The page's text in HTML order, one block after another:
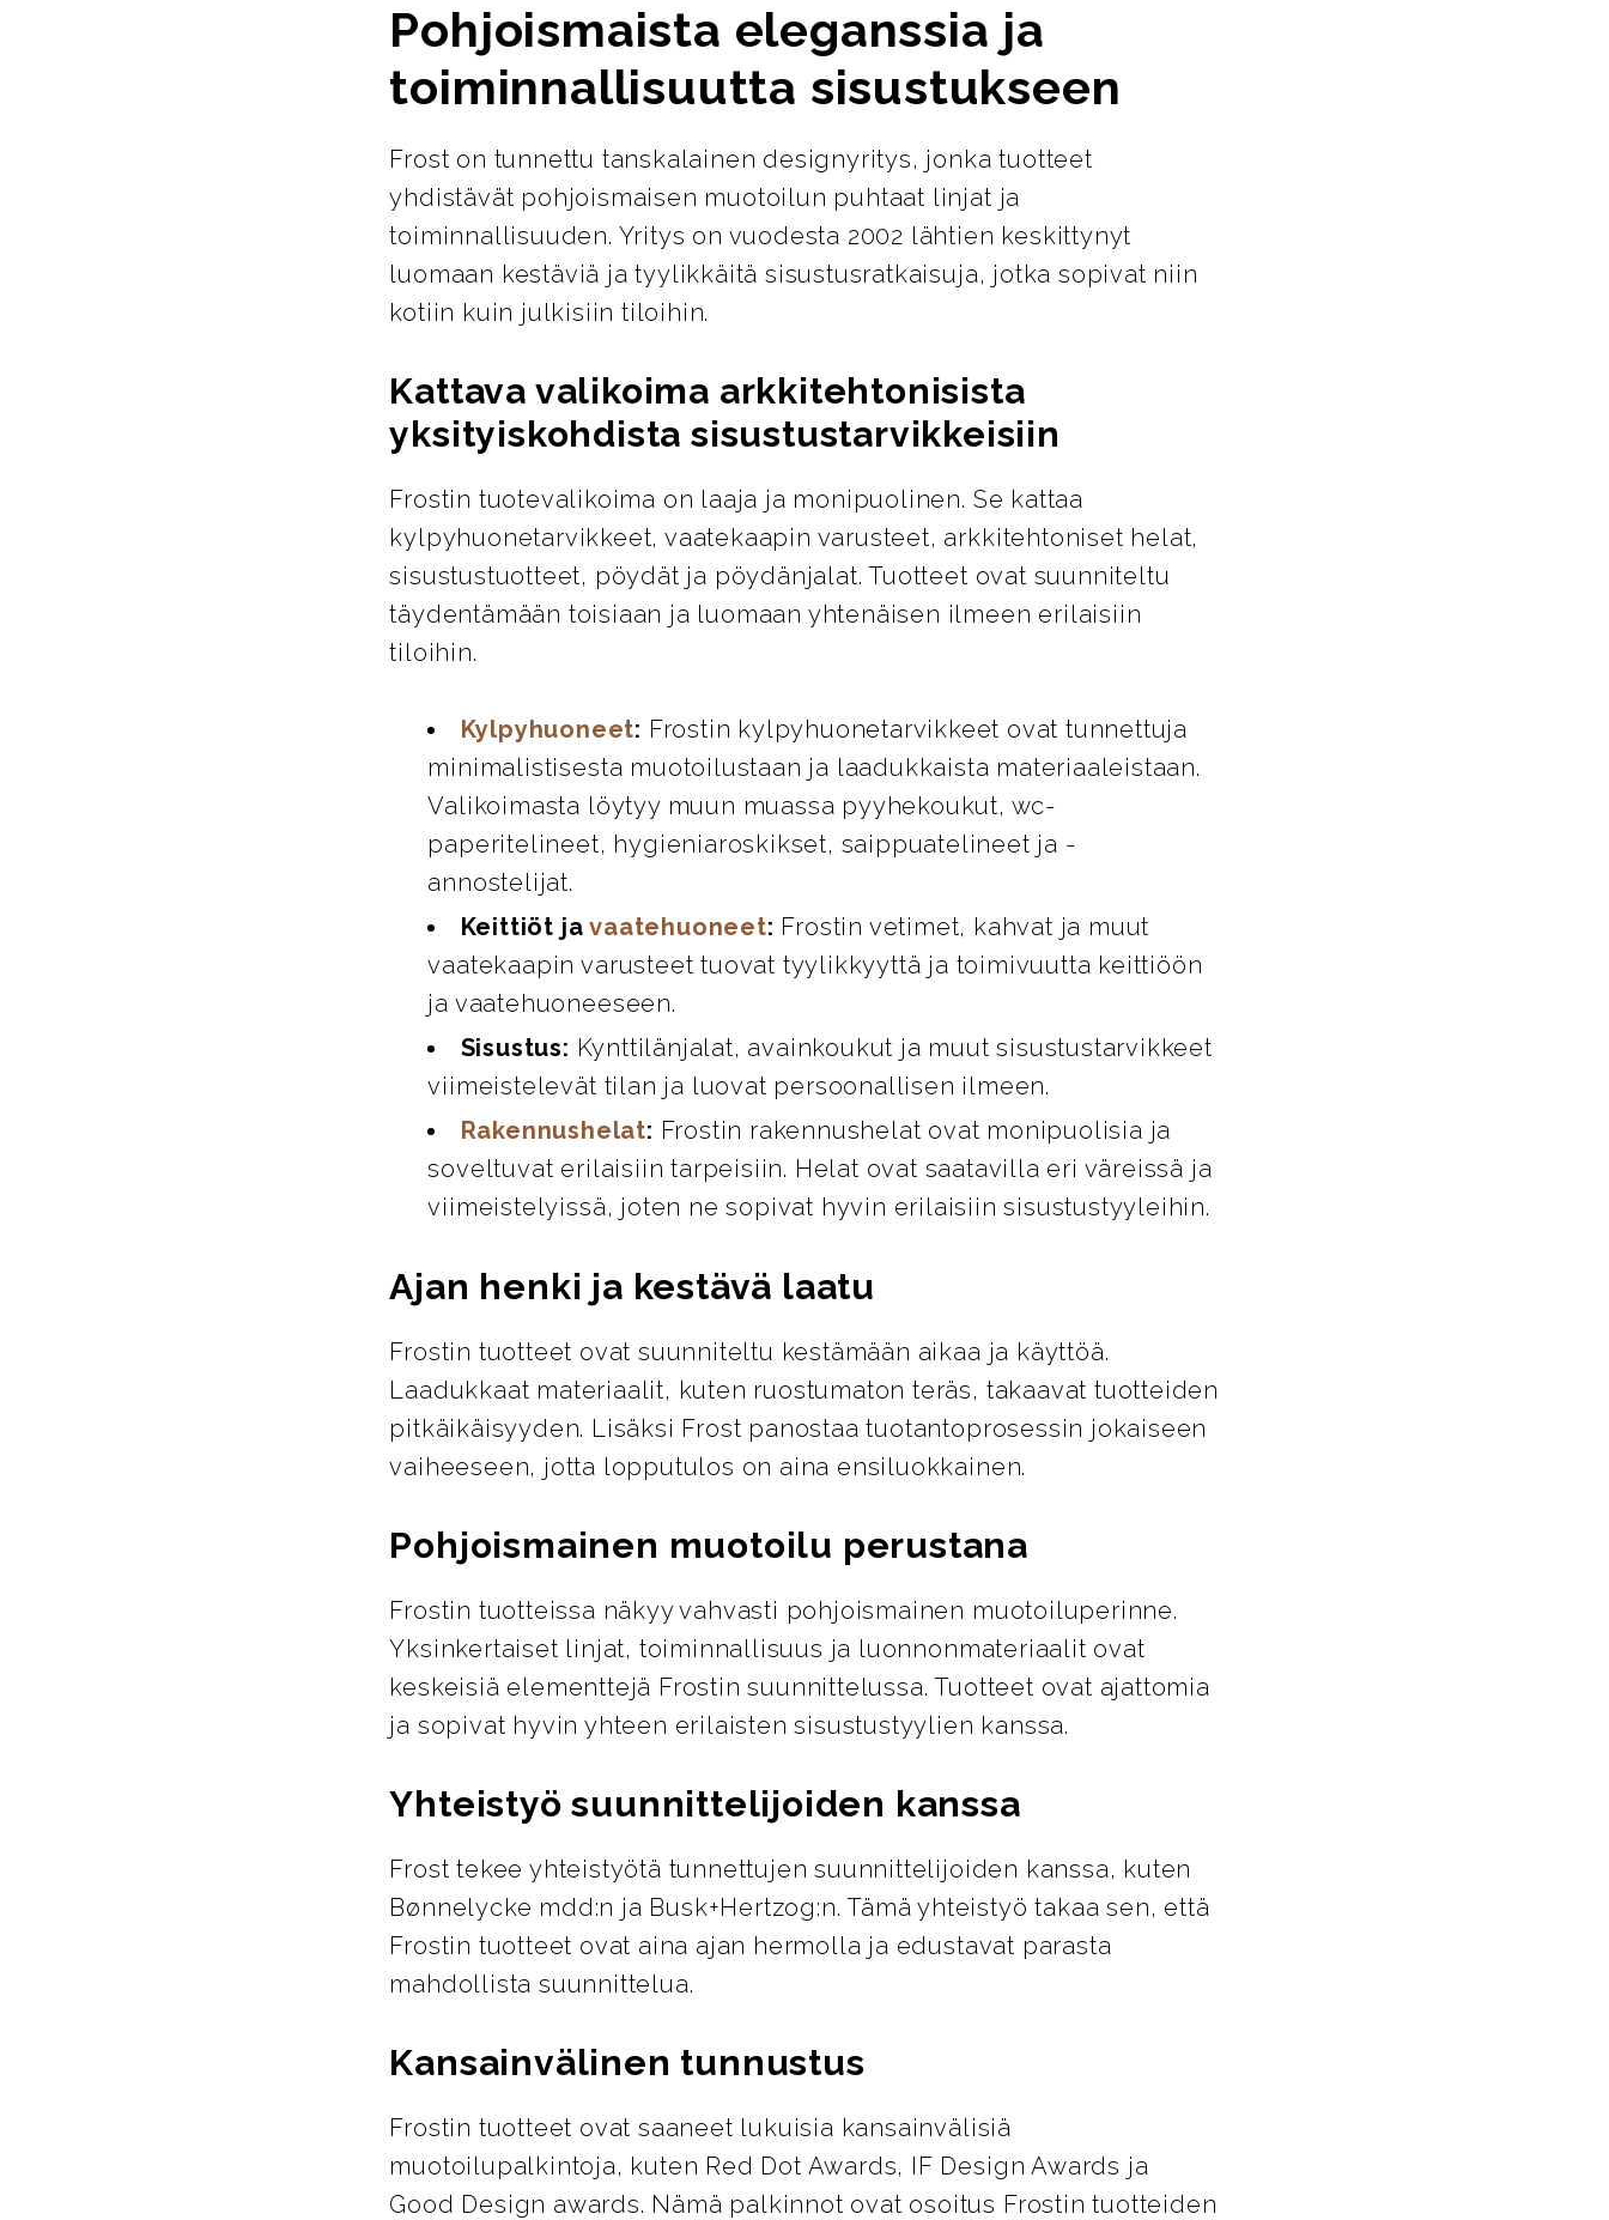
Pohjoismaista eleganssia ja
toiminnallisuutta sisustukseen
Frost on tunnettu tanskalainen designyritys, jonka tuotteet
yhdistävät pohjoismaisen muotoilun puhtaat linjat ja
toiminnallisuuden. Yritys on vuodesta 2002 lähtien keskittynyt
luomaan kestäviä ja tyylikkäitä sisustusratkaisuja, jotka sopivat niin
kotiin kuin julkisiin tiloihin.
Kattava valikoima arkkitehtonisista
yksityiskohdista sisustustarvikkeisiin
Frostin tuotevalikoima on laaja ja monipuolinen. Se kattaa
kylpyhuonetarvikkeet, vaatekaapin varusteet, arkkitehtoniset helat,
sisustustuotteet, pöydät ja pöydänjalat. Tuotteet ovat suunniteltu
täydentämään toisiaan ja luomaan yhtenäisen ilmeen erilaisiin
tiloihin.
Kylpyhuoneet: Frostin kylpyhuonetarvikkeet ovat tunnettuja
minimalistisesta muotoilustaan ja laadukkaista materiaaleistaan.
Valikoimasta löytyy muun muassa pyyhekoukut, wc-
paperitelineet, hygieniaroskikset, saippuatelineet ja -
annostelijat.
Keittiöt javaatehuoneet: Frostin vetimet, kahvat ja muut
vaatekaapin varusteet tuovat tyylikkyyttä ja toimivuutta keittiöön
ja vaatehuoneeseen.
Sisustus: Kynttilänjalat, avainkoukut ja muut sisustustarvikkeet
viimeistelevät tilan ja luovat persoonallisen ilmeen.
Rakennushelat: Frostin rakennushelat ovat monipuolisia ja
soveltuvat erilaisiin tarpeisiin. Helat ovat saatavilla eri väreissä ja
viimeistelyissä, joten ne sopivat hyvin erilaisiin sisustustyyleihin.
Ajan henki ja kestävä laatu
Frostin tuotteet ovat suunniteltu kestämään aikaa ja käyttöä.
Laadukkaat materiaalit, kuten ruostumaton teräs, takaavat tuotteiden
pitkäikäisyyden. Lisäksi Frost panostaa tuotantoprosessin jokaiseen
vaiheeseen, jotta lopputulos on aina ensiluokkainen.
Pohjoismainen muotoilu perustana
Frostin tuotteissa näkyy vahvasti pohjoismainen muotoiluperinne.
Yksinkertaiset linjat, toiminnallisuus ja luonnonmateriaalit ovat
keskeisiä elementtejä Frostin suunnittelussa. Tuotteet ovat ajattomia
ja sopivat hyvin yhteen erilaisten sisustustyylien kanssa.
Yhteistyö suunnittelijoiden kanssa
Frost tekee yhteistyötä tunnettujen suunnittelijoiden kanssa, kuten
Bønnelycke mdd:n ja Busk+Hertzog:n. Tämä yhteistyö takaa sen, että
Frostin tuotteet ovat aina ajan hermolla ja edustavat parasta
mahdollista suunnittelua.
Kansainvälinen tunnustus
Frostin tuotteet ovat saaneet lukuisia kansainvälisiä
muotoilupalkintoja, kuten Red Dot Awards, IF Design Awards ja
Good Design awards. Nämä palkinnot ovat osoitus Frostin tuotteiden